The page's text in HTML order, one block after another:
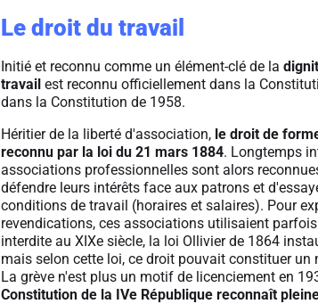
Le droit du travail
Initié et reconnu comme un élément-clé de la
travail est reconnu officiellement dans la
dans la Constitution de 1958.
Héritier de la liberté d'association, le droit de
reconnu par la loi du 21 mars 1884. Longtemps
associations professionnelles sont alors
défendre leurs intérêts face aux patrons et
conditions de travail (horaires et salaires). Pour
revendications, ces associations utilisaient
interdite au XIXe siècle, la loi Ollivier de 1864
mais selon cette loi, ce droit pouvait constituer un
La grève n'est plus un motif de licenciement en
Constitution de la IVe République reconnaît